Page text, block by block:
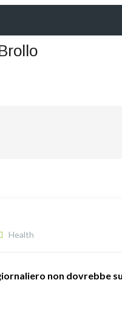
Health
non dovrebbe